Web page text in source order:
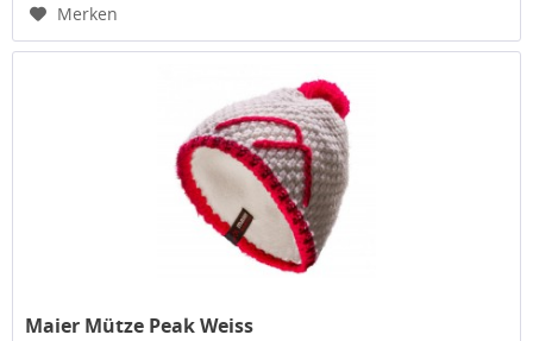
Merken
Maier Mütze Peak Weiss